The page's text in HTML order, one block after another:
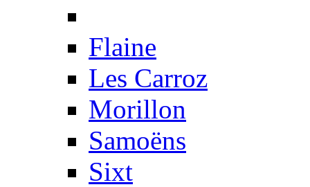
Flaine
Les Carroz
Morillon
Samoëns
Sixt